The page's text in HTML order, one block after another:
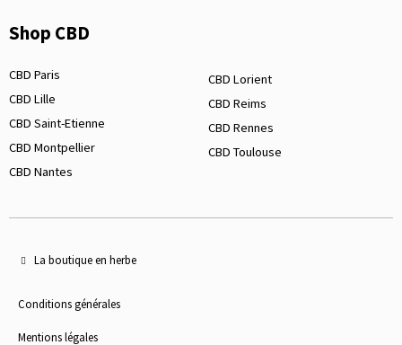
Shop CBD
CBD Paris
CBD Lille
CBD Saint-Etienne
CBD Montpellier
CBD Nantes
CBD Lorient
CBD Reims
CBD Rennes
CBD Toulouse
La boutique en herbe
Conditions générales
Mentions légales